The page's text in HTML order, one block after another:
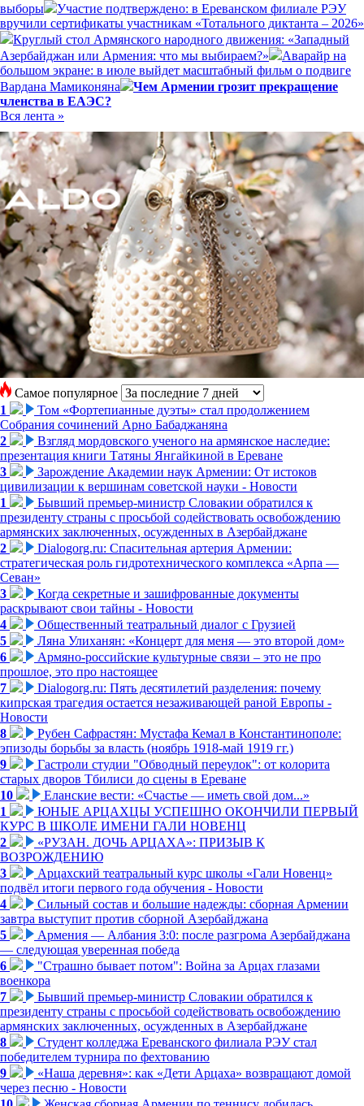
выборы
Участие подтверждено: в Ереванском филиале РЭУ
вручили сертификаты участникам «Тотального диктанта – 2026»
Круглый стол Армянского народного движения: «Западный
Азербайджан или Армения: что мы выбираем?»
Аварайр на
большом экране: в июле выйдет масштабный фильм о подвиге
Вардана Мамиконяна
Чем Армении грозит прекращение
членства в ЕАЭС?
Вся лента »
Самое популярное
1
Том «Фортепианные дуэты» стал продолжением
Собрания сочинений Арно Бабаджаняна
2
Взгляд мордовского ученого на армянское наследие:
презентация книги Татяны Янгайкиной в Ереване
3
Зарождение Академии наук Армении: От истоков
цивилизации к вершинам советской науки - Новости
1
Бывший премьер-министр Словакии обратился к
президенту страны с просьбой содействовать освобождению
армянских заключенных, осужденных в Азербайджане
2
Dialogorg.ru: Спасительная артерия Армении:
стратегическая роль гидротехнического комплекса «Арпа —
Севан»
3
Когда секретные и зашифрованные документы
раскрывают свои тайны - Новости
4
Общественный театральный диалог с Грузией
5
Ляна Улиханян: «Концерт для меня — это второй дом»
6
Армяно-российские культурные связи – это не про
прошлое, это про настоящее
7
Dialogorg.ru: Пять десятилетий разделения: почему
кипрская трагедия остается незаживающей раной Европы -
Новости
8
Рубен Сафрастян: Мустафа Кемал в Константинополе:
эпизоды борьбы за власть (ноябрь 1918-май 1919 гг.)
9
Гастроли студии "Обводный переулок": от колорита
старых дворов Тбилиси до сцены в Ереване
10
Еланские вести: «Счастье — иметь свой дом...»
1
ЮНЫЕ АРЦАХЦЫ УСПЕШНО ОКОНЧИЛИ ПЕРВЫЙ
КУРС В ШКОЛЕ ИМЕНИ ГАЛИ НОВЕНЦ
2
«РУЗАН. ДОЧЬ АРЦАХА»: ПРИЗЫВ К
ВОЗРОЖДЕНИЮ
3
Арцахский театральный курс школы «Гали Новенц»
подвёл итоги первого года обучения - Новости
4
Сильный состав и большие надежды: сборная Армении
завтра выступит против сборной Азербайджана
5
Армения — Албания 3:0: после разгрома Азербайджана
— следующая уверенная победа
6
"Страшно бывает потом": Война за Арцах глазами
военкора
7
Бывший премьер-министр Словакии обратился к
президенту страны с просьбой содействовать освобождению
армянских заключенных, осужденных в Азербайджане
8
Студент колледжа Ереванского филиала РЭУ стал
победителем турнира по фехтованию
9
«Наша деревня»: как «Дети Арцаха» возвращают домой
через песню - Новости